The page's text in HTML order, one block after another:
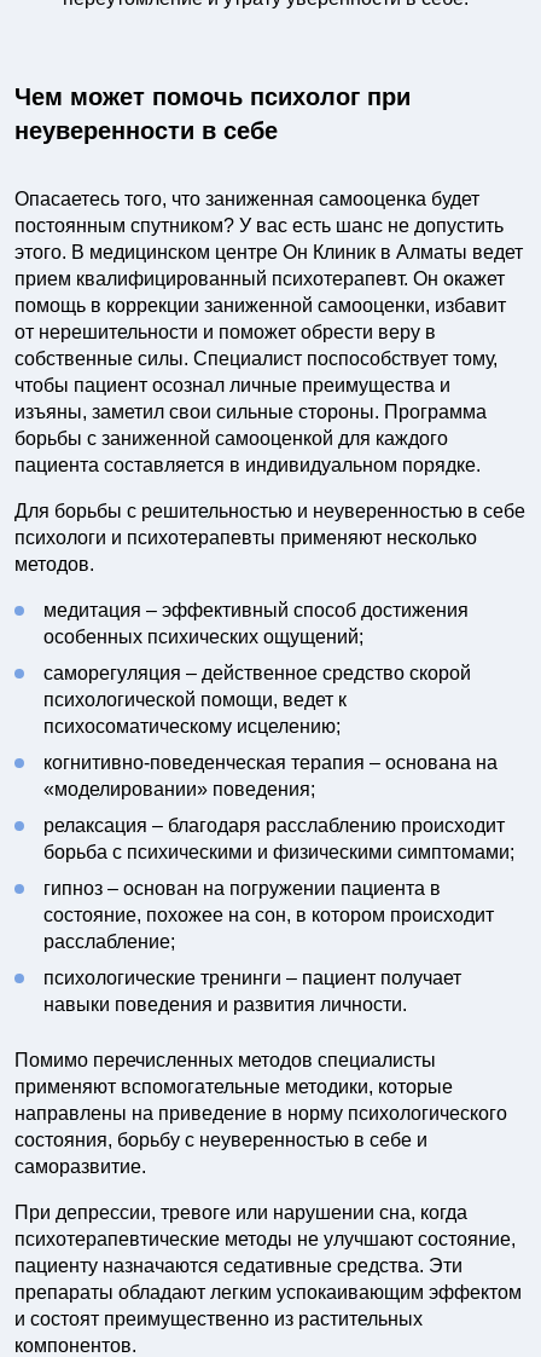
Чем может помочь психолог при
неуверенности в себе
Опасаетесь того, что заниженная самооценка будет
постоянным спутником? У вас есть шанс не допустить
этого. В медицинском центре Он Клиник в Алматы ведет
прием квалифицированный психотерапевт. Он окажет
помощь в коррекции заниженной самооценки, избавит
от нерешительности и поможет обрести веру в
собственные силы. Специалист поспособствует тому,
чтобы пациент осознал личные преимущества и
изъяны, заметил свои сильные стороны. Программа
борьбы с заниженной самооценкой для каждого
пациента составляется в индивидуальном порядке.
Для борьбы с решительностью и неуверенностью в себе
психологи и психотерапевты применяют несколько
методов.
медитация – эффективный способ достижения
особенных психических ощущений;
саморегуляция – действенное средство скорой
психологической помощи, ведет к
психосоматическому исцелению;
когнитивно-поведенческая терапия – основана на
«моделировании» поведения;
релаксация – благодаря расслаблению происходит
борьба с психическими и физическими симптомами;
гипноз – основан на погружении пациента в
состояние, похожее на сон, в котором происходит
расслабление;
психологические тренинги – пациент получает
навыки поведения и развития личности.
Помимо перечисленных методов специалисты
применяют вспомогательные методики, которые
направлены на приведение в норму психологического
состояния, борьбу с неуверенностью в себе и
саморазвитие.
При депрессии, тревоге или нарушении сна, когда
психотерапевтические методы не улучшают состояние,
пациенту назначаются седативные средства. Эти
препараты обладают легким успокаивающим эффектом
и состоят преимущественно из растительных
компонентов.